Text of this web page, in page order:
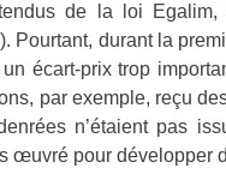
de la loi
Pourtant, durant la
écart-prix trop
par exemple, reçu
n’étaient pas
œuvré pour développer